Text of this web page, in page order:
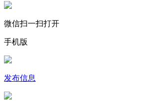
微信扫一扫打开
手机版
发布信息